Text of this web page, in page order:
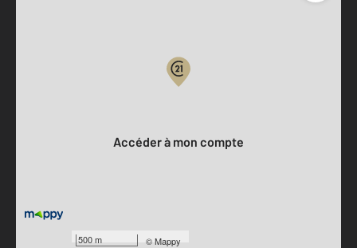
500 m ©Mappy
Accéder à mon compte